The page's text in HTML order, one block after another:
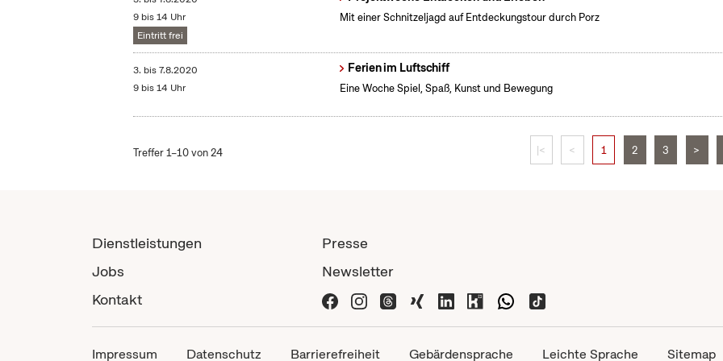
9 bis 14 Uhr
Eintritt frei
Mit einer Schnitzeljagd auf Entdeckungstour durch Porz
3. bis7.8.2020
9 bis 14 Uhr
Ferien im Luftschiff
Eine Woche Spiel, Spaß, Kunst und Bewegung
Treffer 1–10 von 24 |< < 1 2 3 >
Dienstleistungen
Jobs
Kontakt
Presse
Newsletter
Impressum Datenschutz Barrierefreiheit Gebärdensprache Leichte Sprache Sitemap